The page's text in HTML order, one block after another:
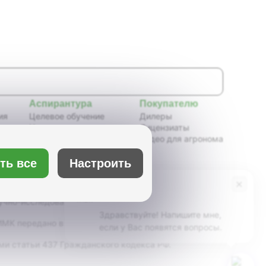
Здравствуйте! Напишите мне,
Аспирантура
Целевое обучение
Новости аспирантуры
Портфолио аспирантов
Расписание
Учебно-методическое
обеспечение
Покупателю
Дилеры
Лицензиаты
Видео для агронома
исследовательский институт масличных
все Настроить